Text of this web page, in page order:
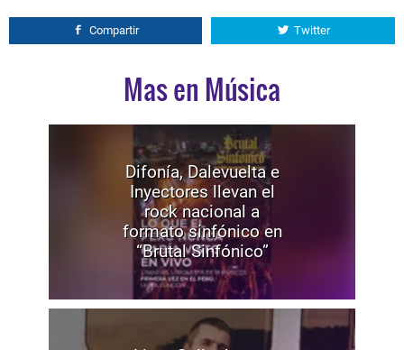
Compartir Twitter
Mas en Música
Difonía, Dalevuelta e
Inyectores llevan el
rock nacional a
formato sinfónico en
“Brutal Sinfónico”